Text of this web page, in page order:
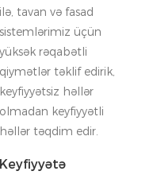
ilə, tavan və fasad
sistemlərimiz üçün
yüksək rəqabətli
qiymətlər təklif edirik,
keyfiyyətsiz həllər
olmadan keyfiyyətli
həllər təqdim edir.
Keyfiyyətə